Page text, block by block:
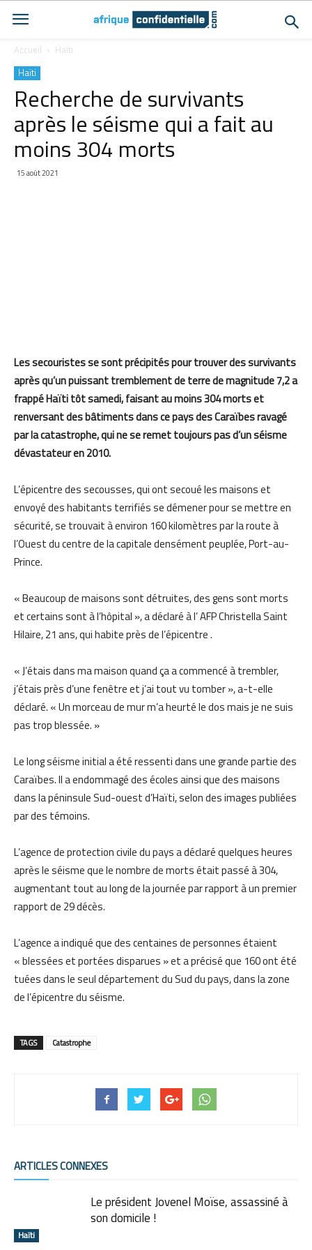
Accueil Haïti
Haïti
Recherche de survivants
après le séisme qui a fait au
moins 304 morts
15 août 2021
Les secouristes se sont précipités pour trouver des survivants
après qu’un puissant tremblement de terre de magnitude 7,2 a
frappé Haïti tôt samedi, faisant au moins 304 morts et
renversant des bâtiments dans ce pays des Caraïbes ravagé
par la catastrophe,quinese remet toujourspasd’un séisme
dévastateur en 2010.
L’épicentre des secousses, qui ont secoué les maisons et
envoyé des habitants terrifiés se démener pour se mettre en
sécurité, se trouvait à environ 160 kilomètres par la route à
l’Ouest du centre dela capitale densément peuplée,Port-au-
Prince.
« Beaucoup de maisons sont détruites, des gens sont morts
et certains sont à l’hôpital », a déclaré à l’ AFP Christella Saint
Hilaire, 21 ans, qui habite près de l’épicentre .
« J’étais dans ma maison quand çaa commencé à trembler,
j’étais près d’une fenêtre et j’ai tout vu tomber », a-t-elle
déclaré. « Un morceau de mur m’a heurté le dos mais je ne suis
pas tropblessée. »
Le long séisme initial a été ressenti dans une grande partie des
Caraïbes. Il a endommagé des écoles ainsi que des maisons
dans la péninsule Sud-ouest d’Haïti, selon des images publiées
par des témoins.
L’agence de protection civile du pays a déclaré quelques heures
après le séisme que le nombre de morts était passé à 304,
augmentant tout au long de la journée par rapport à un premier
rapport de 29 décès.
L’agence a indiqué que des centaines de personnes étaient
« blessées et portées disparues » et a précisé que 160 ont été
tuées dans le seul département du Sud du pays, dans la zone
de l’épicentre du séisme.
TAGS Catastrophe
ARTICLES CONNEXES
Haïti
Le président Jovenel Moïse, assassiné à
son domicile !